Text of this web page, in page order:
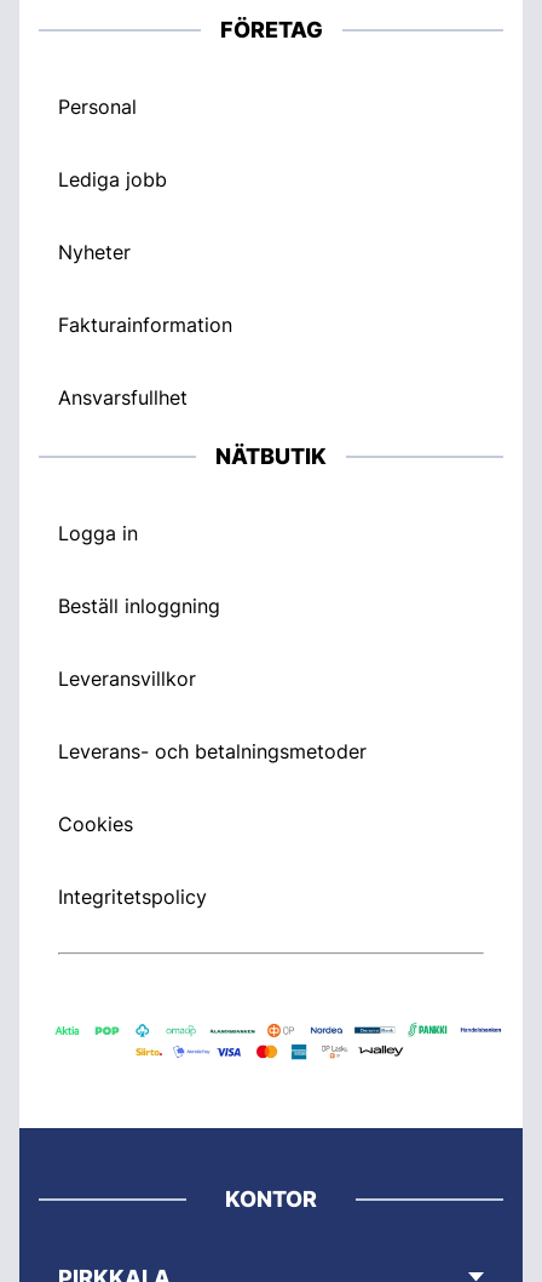
FÖRETAG
Personal
Lediga jobb
Nyheter
Fakturainformation
Ansvarsfullhet
NÄTBUTIK
Logga in
Beställ inloggning
Leveransvillkor
Leverans- och betalningsmetoder
Cookies
Integritetspolicy
KONTOR